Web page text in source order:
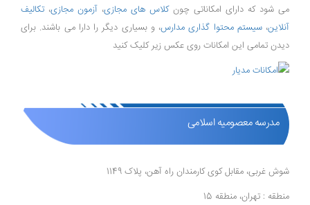
می شود که دارای امکاناتی چونکلاس های مجازی، آزمون مجازی، تکالیف
آنلاین،سیستم محتوا گذاری مدارس، و بسیاری دیگر را دارا می باشند. برای
دیدن تمامی این امکانات روی عکس زیر کلیک کنید
مدرسه معصومیه اسلامی
شوش غربی، مقابل کوی کارمندان راه آهن، پلاک 1149
منطقه : تهران، منطقه 15